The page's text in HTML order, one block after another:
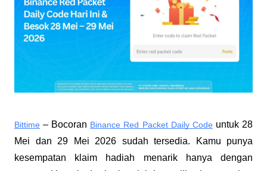
Bittime – Bocoran Binance Red Packet Daily Code untuk 28
Mei dan 29 Mei 2026 sudah tersedia. Kamu punya
kesempatan klaim hadiah menarik hanya dengan